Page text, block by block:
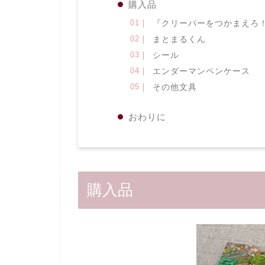
購入品
『クリーパーをつかまえろ
まとまるくん
シール
エンダーマンペンケース
その他文具
おわりに
購入品